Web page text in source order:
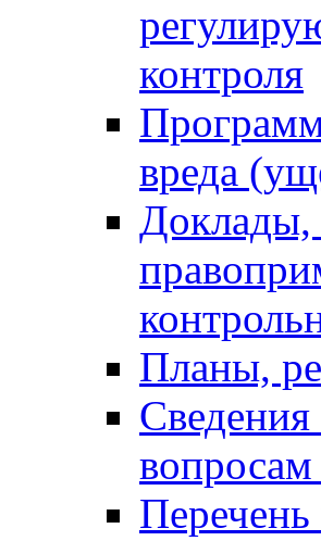
контроля
вреда
Доклады,
Планы,
вопросам